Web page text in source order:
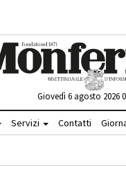
Giovedì 6 agosto 2026
Servizi Contatti